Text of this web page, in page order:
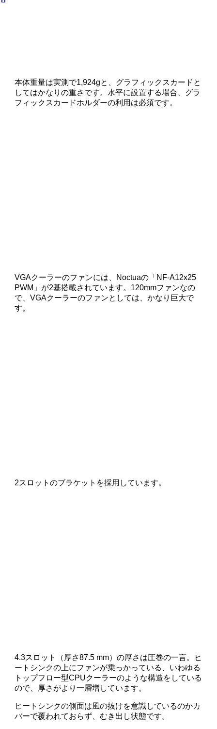
本体重量は実測で1,924gと、グラフィックスカードと
してはかなりの重さです。水平に設置する場合、グラ
フィックスカードホルダーの利用は必須です。
VGAクーラーのファンには、Noctuaの「NF-A12x25
PWM」が2基搭載されています。120mmファンなの
で、VGAクーラーのファンとしては、かなり巨大で
す。
2スロットのブラケットを採用しています。
4.3スロット（厚さ87.5 mm）の厚さは圧巻の一言。ヒ
ートシンクの上にファンが乗っかっている、いわゆる
トップフロー型CPUクーラーのような構造をしている
ので、厚さがより一層増しています。
ヒートシンクの側面は風の抜けを意識しているのかカ
バーで覆われておらず、むき出し状態です。